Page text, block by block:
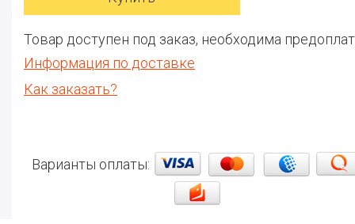
Товар доступен под заказ, необходима
Информация по доставке
Как заказать?
Варианты оплаты: